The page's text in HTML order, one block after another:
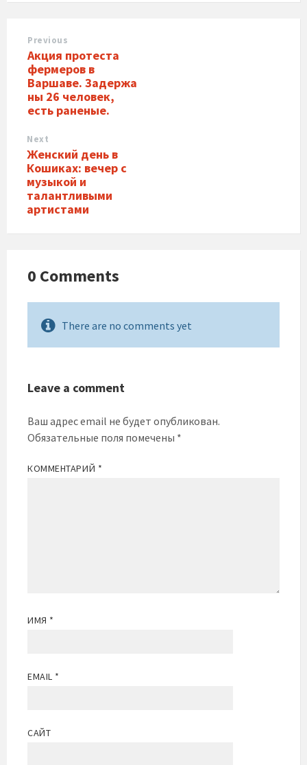
Previous
Акция протеста
фермеров в
Варшаве. Задержа
ны 26 человек,
есть раненые.
Next
Женский день в
Кошиках: вечер с
музыкой и
талантливыми
артистами
0 Comments
There are no comments yet
Leave a comment
Ваш адрес email не будет опубликован.
Обязательные поля помечены *
КОММЕНТАРИЙ *
ИМЯ *
EMAIL *
САЙТ